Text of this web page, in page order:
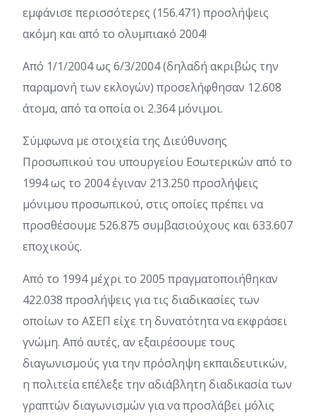
εμφάνισε περισσότερες (156.471) προσλήψεις
ακόμη και από το ολυμπιακό 2004!
Από 1/1/2004 ως 6/3/2004 (δηλαδή ακριβώς την
παραμονή των εκλογών) προσελήφθησαν 12.608
άτομα, από τα οποία οι 2.364 μόνιμοι.
Σύμφωνα με στοιχεία της Διεύθυνσης
Προσωπικού του υπουργείου Εσωτερικών από το
1994 ως το 2004 έγιναν 213.250 προσλήψεις
μόνιμου προσωπικού, στις οποίες πρέπει να
προσθέσουμε 526.875 συμβασιούχους και 633.607
εποχικούς.
Από το 1994 μέχρι το 2005 πραγματοποιήθηκαν
422.038 προσλήψεις για τις διαδικασίες των
οποίων το ΑΣΕΠ είχε τη δυνατότητα να εκφράσει
γνώμη. Από αυτές, αν εξαιρέσουμε τους
διαγωνισμούς για την πρόσληψη εκπαιδευτικών,
η πολιτεία επέλεξε την αδιάβλητη διαδικασία των
γραπτών διαγωνισμών για να προσλάβει μόλις